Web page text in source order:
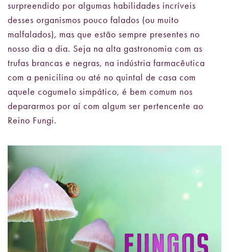
surpreendido por algumas habilidades incríveis
desses organismos pouco falados (ou muito
malfalados), mas que estão sempre presentes no
nosso dia a dia. Seja na alta gastronomia com as
trufas brancas e negras, na indústria farmacêutica
com a penicilina ou até no quintal de casa com
aquele cogumelo simpático, é bem comum nos
depararmos por aí com algum ser pertencente ao
Reino Fungi.